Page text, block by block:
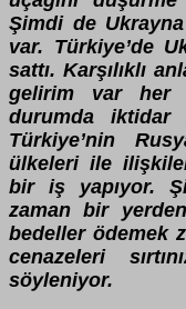
Şimdi de
var. Türkiye’de
sattı. Karşılıklı
gelirim var her
durumda iktidar
Türkiye’nin
ülkeleri ile
bir iş yapıyor.
zaman bir
bedeller ödemek
cenazeleri
söyleniyor.